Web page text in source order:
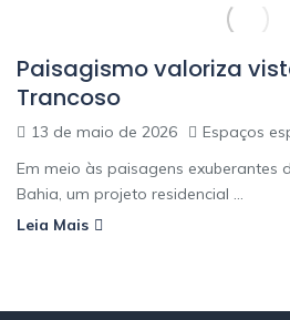
Paisagismo valoriza
Trancoso
13 de maio de 2026
Espaços
Em meio às paisagens exuberantes
Bahia, um projeto residencial ...
Leia Mais